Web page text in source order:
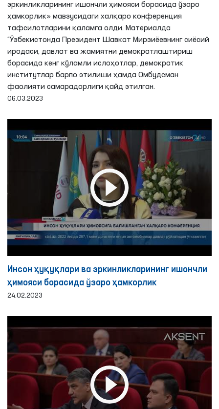
эркинликларининг ишончли ҳимояси борасида ўзаро
ҳамкорлик» мавзусидаги халқаро конференция
тафсилотларини қаламга олди. Mатериалда
“Ўзбекистонда Президент Шавкат Мирзиёевнинг сиёсий
иродаси, давлат ва жамиятни демократлаштириш
борасида кенг кўламли ислоҳотлар, демократик
институтлар барпо этилиши ҳамда Омбудсман
фаолияти самарадорлиги қайд этилган.
06.03.2023
Инсон ҳуқуқлари ва эркинликларининг ишончли
ҳимояси борасида ўзаро ҳамкорлик
24.02.2023